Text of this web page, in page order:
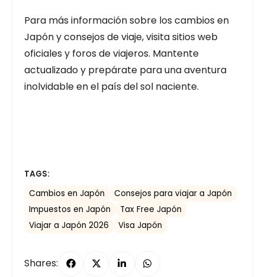
Para más información sobre los cambios en
Japón y consejos de viaje, visita sitios web
oficiales y foros de viajeros. Mantente
actualizado y prepárate para una aventura
inolvidable en el país del sol naciente.
TAGS:
Cambios en Japón
Consejos para viajar a Japón
Impuestos en Japón
Tax Free Japón
Viajar a Japón 2026
Visa Japón
Shares: